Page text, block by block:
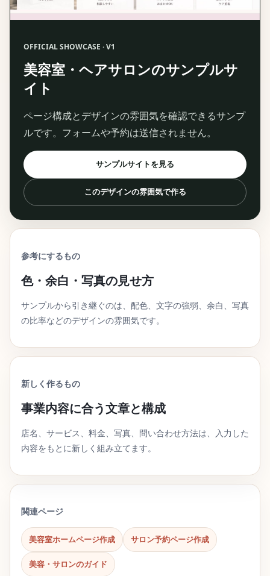
OFFICIAL SHOWCASE · V1
美容室・ヘアサロンのサンプルサ
イト
ページ構成とデザインの雰囲気を確認できるサンプ
ルです。フォームや予約は送信されません。
サンプルサイトを見る
このデザインの雰囲気で作る
参考にするもの
色・余白・写真の見せ方
サンプルから引き継ぐのは、配色、文字の強弱、余白、写真
の比率などのデザインの雰囲気です。
新しく作るもの
事業内容に合う文章と構成
店名、サービス、料金、写真、問い合わせ方法は、入力した
内容をもとに新しく組み立てます。
関連ページ
美容室ホームページ作成 サロン予約ページ作成
美容・サロンのガイド